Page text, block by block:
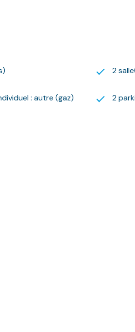
des énergies indexés sur
2
: autre (gaz) 2